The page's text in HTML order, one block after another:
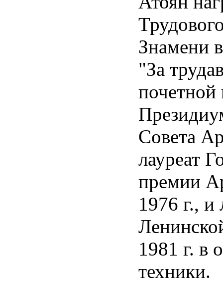
Знамени
"За
почетной
Совета
лауреат
премии
1976 г., и
1981 г. в
техники.